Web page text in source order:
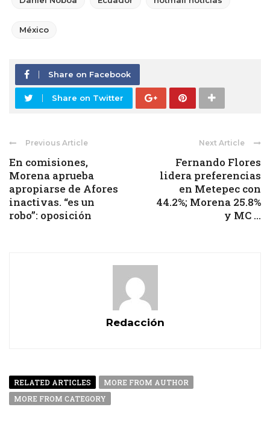
México
Share on Facebook
Share on Twitter
Previous Article
En comisiones,
Morena aprueba
apropiarse de Afores
inactivas. “es un
robo”: oposición
Next Article
Fernando Flores
lidera preferencias
en Metepec con
44.2%; Morena 25.8%
y MC ...
Redacción
RELATED ARTICLES
MORE FROM AUTHOR
MORE FROM CATEGORY